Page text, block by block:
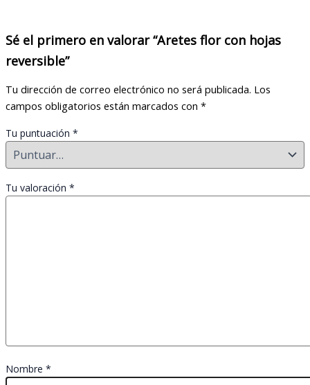
Sé el primero en valorar “Aretes flor con hojas
reversible”
Tu dirección de correo electrónico no será publicada. Los
campos obligatorios están marcados con *
Tu puntuación *
Tu valoración *
Nombre *